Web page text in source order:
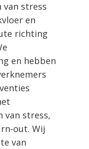
van stress
en
richting
en hebben
van stress,
out. Wij
van